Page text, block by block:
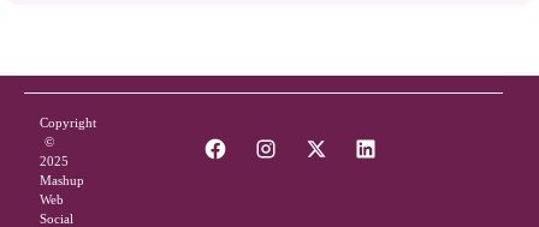
Copyright
©
2025
Mashup
Web
Social